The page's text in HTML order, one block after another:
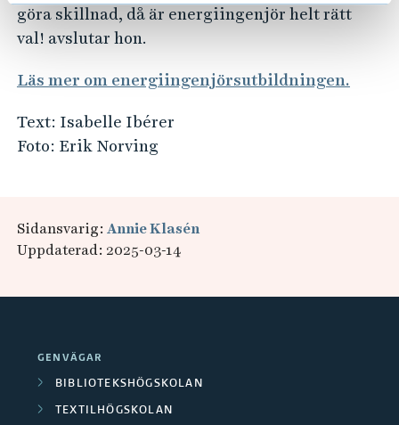
göra skillnad, då är energiingenjör helt rätt
val! avslutar hon.
Läs mer om energiingenjörsutbildningen.
Text: Isabelle Ibérer
Foto: Erik Norving
Sidansvarig: Annie Klasén
Uppdaterad: 2025-03-14
GENVÄGAR
BIBLIOTEKSHÖGSKOLAN
TEXTILHÖGSKOLAN